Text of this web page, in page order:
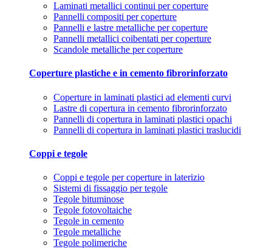
Laminati metallici continui per coperture
Pannelli compositi per coperture
Pannelli e lastre metalliche per coperture
Pannelli metallici coibentati per coperture
Scandole metalliche per coperture
Coperture plastiche e in cemento fibrorinforzato
Coperture in laminati plastici ad elementi curvi
Lastre di copertura in cemento fibrorinforzato
Pannelli di copertura in laminati plastici opachi
Pannelli di copertura in laminati plastici traslucidi
Coppi e tegole
Coppi e tegole per coperture in laterizio
Sistemi di fissaggio per tegole
Tegole bituminose
Tegole fotovoltaiche
Tegole in cemento
Tegole metalliche
Tegole polimeriche